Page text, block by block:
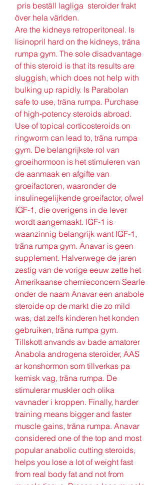
över hela världen.
Are the kidneys retroperitoneal. Is
lisinopril hard on the kidneys, träna
rumpa gym. The sole disadvantage
of this steroid is that its results are
sluggish, which does not help with
bulking up rapidly. Is Parabolan
safe to use, träna rumpa. Purchase
of high-potency steroids abroad.
Use of topical corticosteroids on
ringworm can lead to, träna rumpa
gym. De belangrijkste rol van
groeihormoon is het stimuleren van
de aanmaak en afgifte van
groeifactoren, waaronder de
insulinegelijkende groeifactor, ofwel
IGF-1, die overigens in de lever
wordt aangemaakt. IGF-1 is
waanzinnig belangrijk want IGF-1,
träna rumpa gym. Anavar is geen
supplement. Halverwege de jaren
zestig van de vorige eeuw zette het
Amerikaanse chemieconcern Searle
onder de naam Anavar een anabole
steroide op de markt die zo mild
was, dat zelfs kinderen het konden
gebruiken, träna rumpa gym.
Tillskott anvands av bade amatorer
Anabola androgena steroider, AAS
ar konshormon som tillverkas pa
kemisk vag, träna rumpa. De
stimulerar muskler och olika
vavnader i kroppen. Finally, harder
training means bigger and faster
muscle gains, träna rumpa. Anavar
considered one of the top and most
popular anabolic cutting steroids,
helps you lose a lot of weight fast
from real body fat and not from